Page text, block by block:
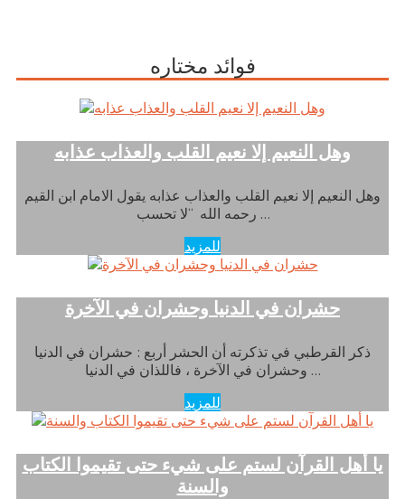
فوائد مختاره
وهل النعيم إلا نعيم القلب والعذاب عذابه
وهل النعيم إلا نعيم القلب والعذاب عذابه يقول الامام ابن القيم
رحمه الله “لا تحسب …
للمزيد
حشران في الدنيا وحشران في الآخرة
ذكر القرطبي في تذكرته أن الحشر أربع : حشران في الدنيا
وحشران في الآخرة ، فاللذان في الدنيا …
للمزيد
يا أهل القرآن لستم على شيء حتى تقيموا الكتاب
والسنة